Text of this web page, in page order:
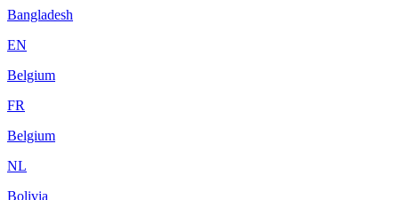
Bangladesh
EN
Belgium
FR
Belgium
NL
Bolivia